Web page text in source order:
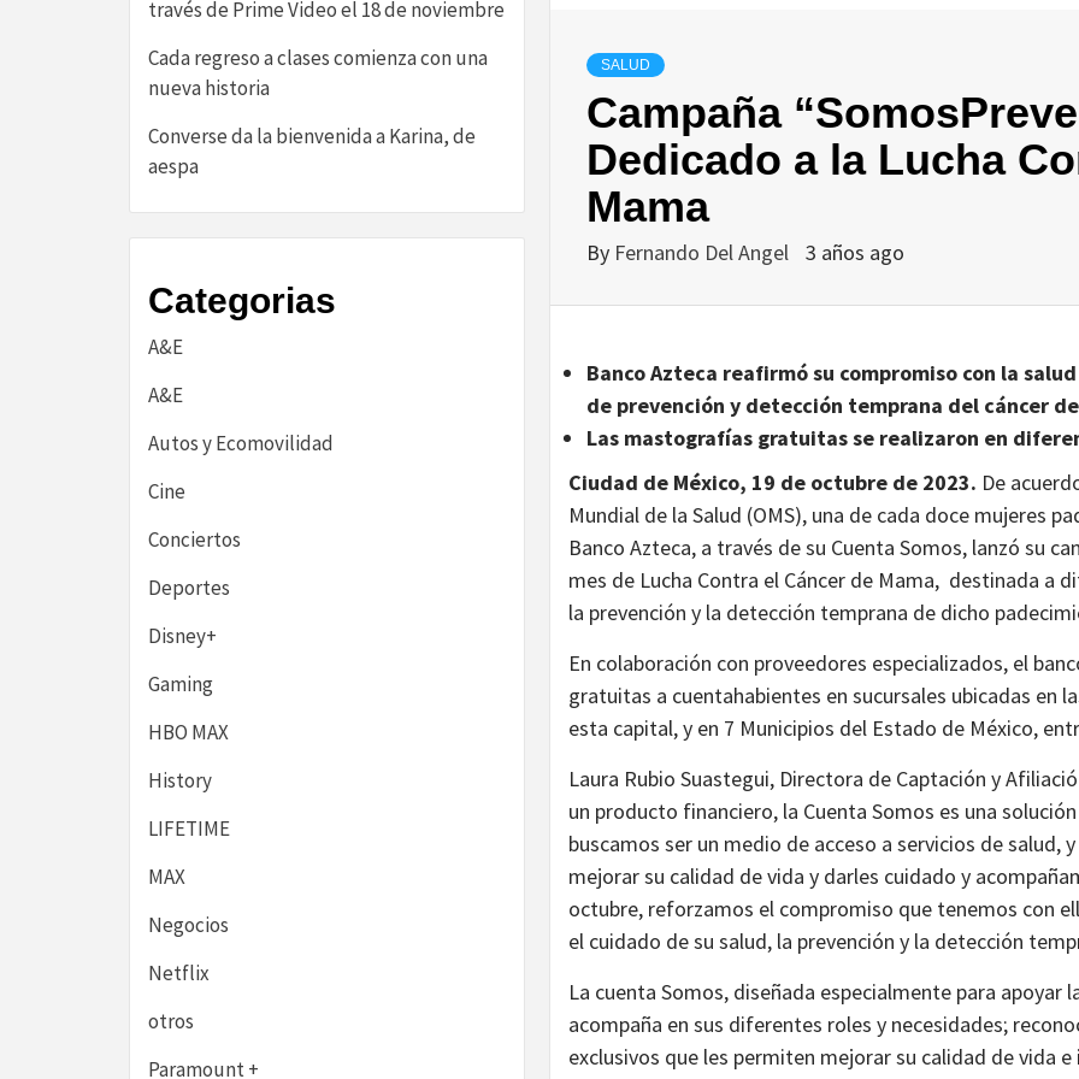
SALUD
Campaña
Dedicado a la Lucha
Mama
By Fernando Del Angel 3 años ago
Banco Azteca reafirmó su compromiso con la
de prevención y detección temprana del cáncer
Las mastografías gratuitas se realizaron en
Ciudad de México, 19 de octubre de 2023. De
Mundial de la Salud (OMS), una de cada doce mujeres
Banco Azteca, a través de su Cuenta Somos, lanzó su
mes de Lucha Contra el Cáncer de Mama, destinada a
la prevención y la detección temprana de dicho
En colaboración con proveedores especializados, el
gratuitas a cuentahabientes en sucursales ubicadas en
esta capital, y en 7 Municipios del Estado de México,
Laura Rubio Suastegui, Directora de Captación y
un producto financiero, la Cuenta Somos es una
buscamos ser un medio de acceso a servicios de salud,
mejorar su calidad de vida y darles cuidado y
octubre, reforzamos el compromiso que tenemos con
el cuidado de su salud, la prevención y la
La cuenta Somos, diseñada especialmente para apoyar
acompaña en sus diferentes roles y necesidades;
exclusivos que les permiten mejorar su calidad de vida
través de Prime Video el 18 de noviembre
Cada regreso a clases comienza con una
nueva historia
Converse da la bienvenida a Karina, de
aespa
Categorias
A&E
A&E
Autos y Ecomovilidad
Cine
Conciertos
Deportes
Disney+
Gaming
HBO MAX
History
LIFETIME
MAX
Negocios
Netflix
otros
Paramount +